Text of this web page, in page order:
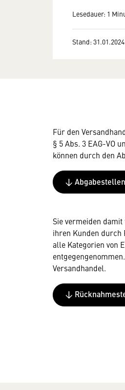
Lesedauer: 1
Stand: 31.01.2024
Für den
§ 5 Abs. 3 EAG-VO
können durch den
↓
Sie vermeiden
ihren Kunden durch
alle Kategorien von
Versandhandel.
↓